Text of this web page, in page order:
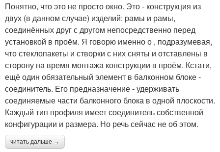
доме
Окна на пластины
Окна на нагеля Окна в частный дом
Дом от установки Окна в квартире
Понятно, что это не просто окно. Это - конструкция из
двух (в данном случае) изделий: рамы и рамы,
соединённых друг с другом непосредственно перед
установкой в проём. Я говорю именно о , подразумевая,
что стеклопакеты и створки с них сняты и отставлены в
сторону на время монтажа конструкции в проём. Кстати,
ещё один обязательный элемент в балконном блоке -
соединитель. Его предназначение - удерживать
соединяемые части балконного блока в одной плоскости.
Каждый тип профиля имеет соединитель собственной
конфигурации и размера. Но речь сейчас не об этом.
читать дальше →